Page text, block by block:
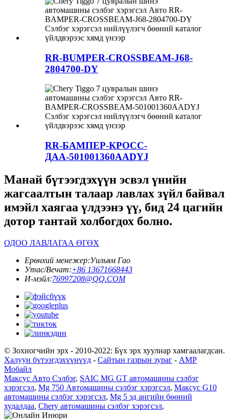
RR-BUMPER-CROSSBEAM-J68-
2804700-DY
RR-БАМПЕР-КРОСС-
ДАА-501001360AADYJ
Манай бүтээгдэхүүн эсвэл үнийн
жагсаалтын талаар лавлах зүйл байвал
имэйл хаягаа үлдээнэ үү, бид 24 цагийн
дотор тантай холбогдох болно.
ОДОО ЛАВЛАГАА ӨГӨХ
Ерөнхий менежер:Уильям Гао
Утас/Вечат:+86 13671668443
И-мэйл:76997208@QQ.COM
© Зохиогчийн эрх - 2010-2022: Бүх эрх хуулиар хамгаалагдсан.
Халуун бүтээгдэхүүнүүд - Сайтын газрын зураг - AMP
Мобайл
Максус Авто Сэлбэг, SAIC MG GT автомашины сэлбэг
хэрэгсэл, Mg 750 Автомашины сэлбэг хэрэгсэл, Максус G10
автомашины сэлбэг хэрэгсэл, Mg 5 эд ангийн бөөний
худалдаа, Chery автомашины сэлбэг хэрэгсэл,